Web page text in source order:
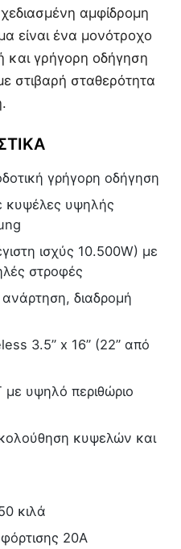
αμφίδρομη
είναι ένα μονότροχο
και γρήγορη οδήγηση
στιβαρή σταθερότητα
γρήγορη οδήγηση
κυψέλες υψηλής
ισχύς 10.500W) με
στροφές
διαδρομή
3.5” x 16” (22” από
υψηλό περιθώριο
κυψελών και
κιλά
20A